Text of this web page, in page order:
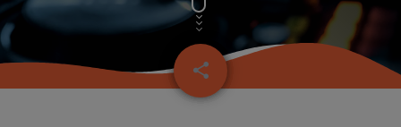
share
email